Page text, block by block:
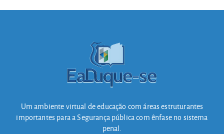
Um ambiente virtual de educação com áreas estruturantes
importantes para a Segurança pública com ênfase no sistema
penal.